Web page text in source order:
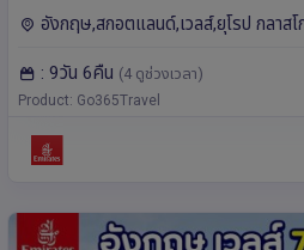
อังกฤษ,สกอตแลนด์,เวลส์,ยุโรป กลาส
: 9วัน 6คืน (4 ดูช่วงเวลา)
Product: Go365Travel